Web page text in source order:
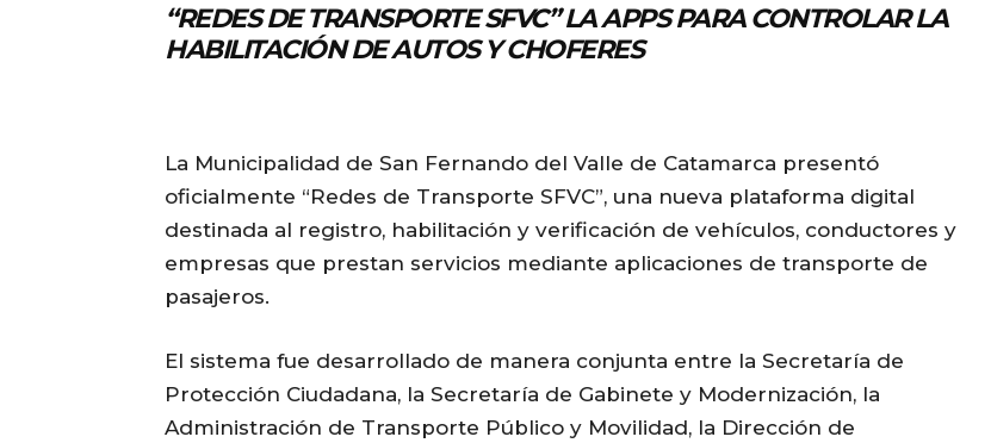
“REDES DE TRANSPORTE SFVC” LA APPS PARA CONTROLAR LA
HABILITACIÓN DE AUTOS Y CHOFERES
La Municipalidad de San Fernando del Valle de Catamarca presentó
oficialmente “Redes de Transporte SFVC”, una nueva plataforma digital
destinada al registro, habilitación y verificación de vehículos, conductores y
empresas que prestan servicios mediante aplicaciones de transporte de
pasajeros.
El sistema fue desarrollado de manera conjunta entre la Secretaría de
Protección Ciudadana, la Secretaría de Gabinete y Modernización, la
Administración de Transporte Público y Movilidad, la Dirección de